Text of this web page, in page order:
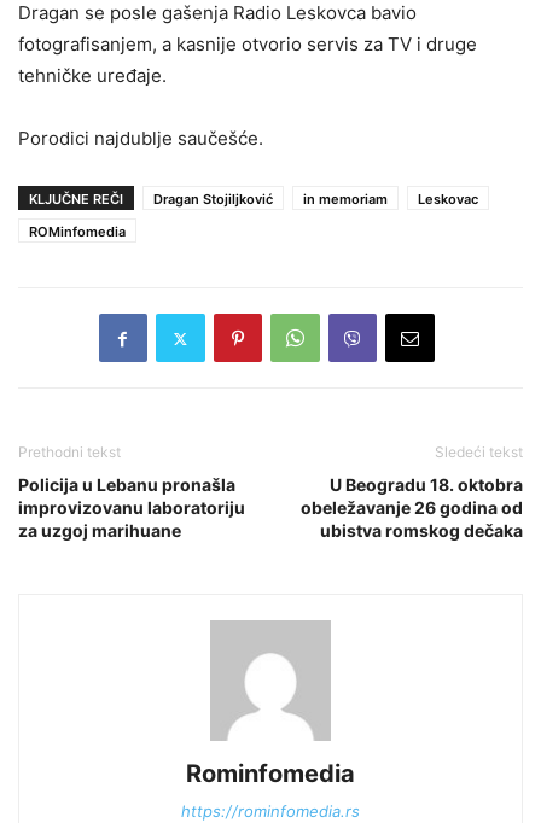
Dragan se posle gašenja Radio Leskovca bavio
fotografisanjem, a kasnije otvorio servis za TV i druge
tehničke uređaje.
Porodici najdublje saučešće.
KLJUČNE REČI Dragan Stojiljković in memoriam
Leskovac
ROMinfomedia
Prethodni tekst
Policija u Lebanu pronašla
improvizovanu laboratoriju
za uzgoj marihuane
Sledeći tekst
U Beogradu 18. oktobra
obeležavanje 26 godina od
ubistva romskog dečaka
Rominfomedia
https://rominfomedia.rs